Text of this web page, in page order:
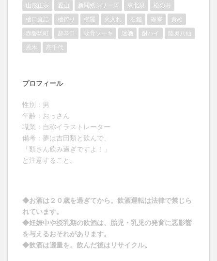
山形正宗
愛山 新聞紙シリーズ 東北泉
松の寿
槽口直詰
槽搾り 櫛羅 火入れ 石鎚 篠峯
責め
赤磐雄町
超辛口 軟骨ソーキ 迷酒 酎ハイ
陸奥八仙
雁木
髙千代
プロフィール
性別：男
年齢：おっさん
職業：自称イラストレーター
備考：夢は吉田類と飲んで、
「類さん飲み過ぎですよ！」
と注意すること。
◆お酒は２０歳を過ぎてから。飲酒運転は法律で禁じら
れています。
◆妊娠中や授乳期の飲酒は、胎児・乳児の発育に悪影響
を与えるおそれがあります。
◆飲酒は適量を。飲んだ後はリサイクル。